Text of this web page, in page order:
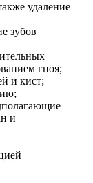
удаление
зубов
гноя;
и кист;
и